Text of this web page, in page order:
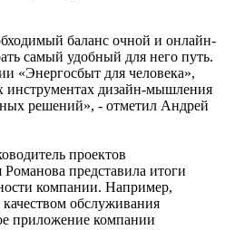
баланс очной и онлайн-
самый удобный для него путь.
«Энергосбыт для человека»,
инструментах дизайн-мышления
решений», - отметил Андрей
проектов
представила итоги
компании. Например,
обслуживания
приложение компании